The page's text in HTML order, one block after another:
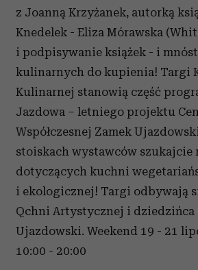
z Joanną Krzyżanek, autorką
Knedelek - Eliza Mórawska
i podpisywanie książek - i
kulinarnych do kupienia! Targi
Kulinarnej stanowią część
Jazdowa – letniego projektu
Współczesnej Zamek
stoiskach wystawców szukajcie
dotyczących kuchni
i ekologicznej! Targi odbywają
Qchni Artystycznej i dziedzińca
Ujazdowski. Weekend 19 - 21
10:00 - 20:00